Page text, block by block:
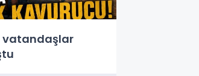
vatandaşlar